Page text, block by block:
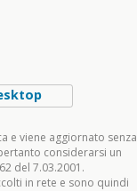
e viene aggiornato senza
considerarsi un
del 7.03.2001.
in rete e sono quindi